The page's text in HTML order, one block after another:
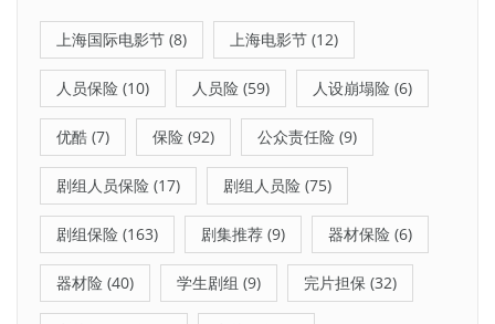
上海国际电影节 (8) 上海电影节 (12)
人员保险 (10) 人员险 (59) 人设崩塌险 (6)
优酷 (7) 保险 (92) 公众责任险 (9)
剧组人员保险 (17) 剧组人员险 (75)
剧组保险 (163) 剧集推荐 (9) 器材保险 (6)
器材险 (40) 学生剧组 (9) 完片担保 (32)